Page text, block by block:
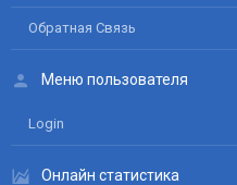
Обратная Связь
Меню пользователя
Login
Онлайн статистика